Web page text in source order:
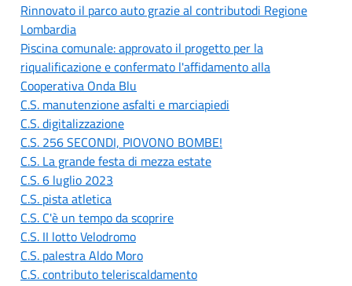
Rinnovato il parco auto grazie al contributodi Regione
Lombardia
Piscina comunale: approvato il progetto per la
riqualificazione e confermato l'affidamento alla
Cooperativa Onda Blu
C.S. manutenzione asfalti e marciapiedi
C.S. digitalizzazione
C.S. 256 SECONDI, PIOVONO BOMBE!
C.S. La grande festa di mezza estate
C.S. 6 luglio 2023
C.S. pista atletica
C.S. C'è un tempo da scoprire
C.S. II lotto Velodromo
C.S. palestra Aldo Moro
C.S. contributo teleriscaldamento